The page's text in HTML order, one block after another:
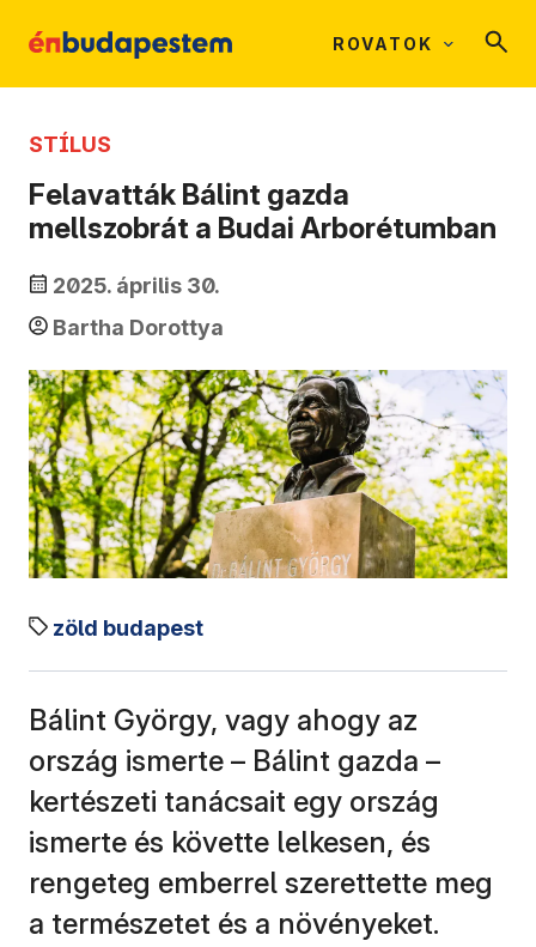
ROVATOK
STÍLUS
Felavatták Bálint gazda
mellszobrát a Budai Arborétumban
2025. április 30.
Bartha Dorottya
zöld budapest
Bálint György, vagy ahogy az
ország ismerte – Bálint gazda –
kertészeti tanácsait egy ország
ismerte és követte lelkesen, és
rengeteg emberrel szerettette meg
a természetet és a növényeket.